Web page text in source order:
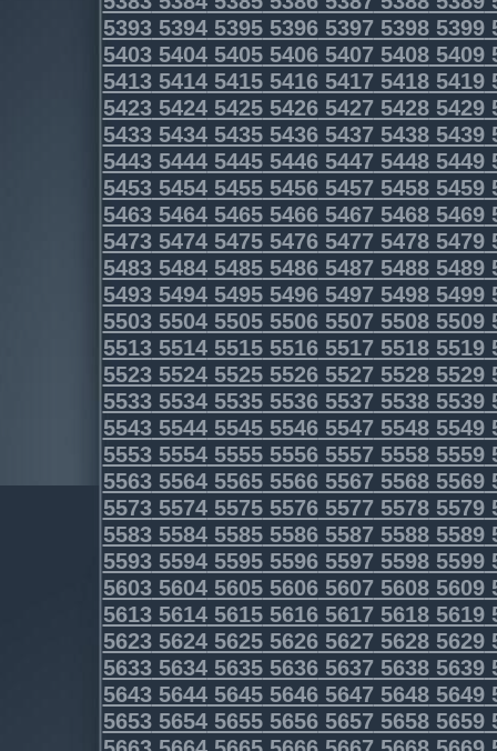
5393539453955396539753985399
5403540454055406540754085409
5413541454155416541754185419
5423542454255426542754285429
5433543454355436543754385439
5443544454455446544754485449
5453545454555456545754585459
5463546454655466546754685469
5473547454755476547754785479
5483548454855486548754885489
5493549454955496549754985499
5503550455055506550755085509
5513551455155516551755185519
5523552455255526552755285529
5533553455355536553755385539
5543554455455546554755485549
5553555455555556555755585559
5563556455655566556755685569
5573557455755576557755785579
5583558455855586558755885589
5593559455955596559755985599
5603560456055606560756085609
5613561456155616561756185619
5623562456255626562756285629
5633563456355636563756385639
5643564456455646564756485649
5653565456555656565756585659